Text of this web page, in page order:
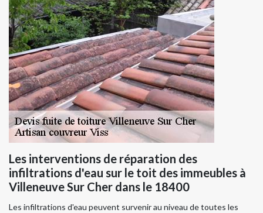
Les interventions de réparation des
infiltrations d'eau sur le toit des immeubles à
Villeneuve Sur Cher dans le 18400
Les infiltrations d'eau peuvent survenir au niveau de toutes les